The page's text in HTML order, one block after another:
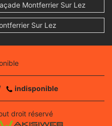
Montferrier Sur Lez
Sur Lez
indisponible
droit réservé